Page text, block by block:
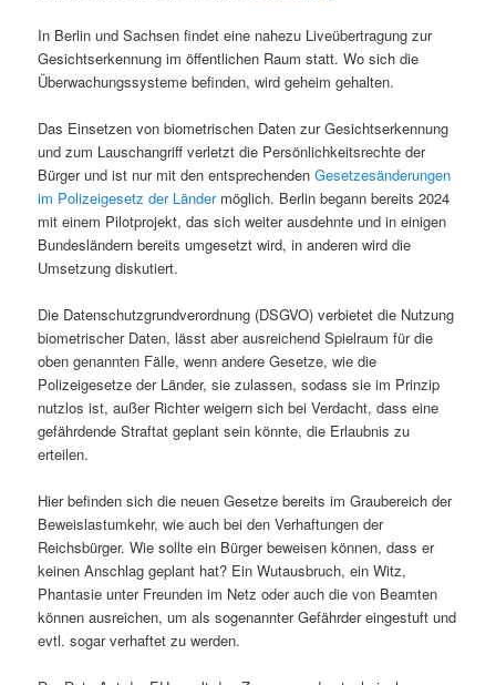
In Berlin und Sachsen findet eine nahezu Liveübertragung zur
Gesichtserkennung im öffentlichen Raum statt. Wo sich die
Überwachungssysteme befinden, wird geheim gehalten.
Das Einsetzen von biometrischen Daten zur Gesichtserkennung
und zum Lauschangriff verletzt die Persönlichkeitsrechte der
Bürger und ist nur mit den entsprechendenGesetzesänderungen
im Polizeigesetz der Ländermöglich. Berlin begann bereits 2024
mit einem Pilotprojekt, das sich weiter ausdehnte und in einigen
Bundesländern bereits umgesetzt wird, in anderen wird die
Umsetzung diskutiert.
Die Datenschutzgrundverordnung (DSGVO) verbietet die Nutzung
biometrischer Daten, lässt aber ausreichend Spielraum für die
oben genannten Fälle, wenn andere Gesetze, wie die
Polizeigesetze der Länder, sie zulassen, sodass sie im Prinzip
nutzlos ist, außer Richter weigern sich bei Verdacht, dass eine
gefährdende Straftat geplant sein könnte, die Erlaubnis zu
erteilen.
Hier befinden sich die neuen Gesetze bereits im Graubereich der
Beweislastumkehr, wie auch bei den Verhaftungen der
Reichsbürger. Wie sollte ein Bürger beweisen können, dass er
keinen Anschlag geplant hat? Ein Wutausbruch, ein Witz,
Phantasie unter Freunden im Netz oder auch die von Beamten
können ausreichen, um als sogenannter Gefährder eingestuft und
evtl. sogar verhaftet zu werden.